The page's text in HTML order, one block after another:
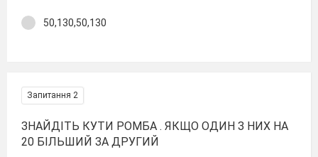
50,130,50,130
Запитання 2
ЗНАЙДІТЬ КУТИ РОМБА . ЯКЩО ОДИН З НИХ НА
20 БІЛЬШИЙ ЗА ДРУГИЙ